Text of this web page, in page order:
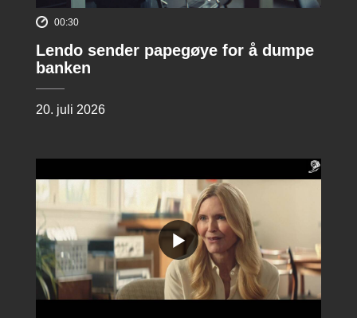
00:30
Lendo sender papegøye for å dumpe
banken
20. juli 2026